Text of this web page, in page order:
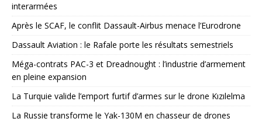
interarmées
Après le SCAF, le conflit Dassault-Airbus menace l’Eurodrone
Dassault Aviation : le Rafale porte les résultats semestriels
Méga-contrats PAC-3 et Dreadnought : l’industrie d’armement
en pleine expansion
La Turquie valide l’emport furtif d’armes sur le drone Kızılelma
La Russie transforme le Yak-130M en chasseur de drones